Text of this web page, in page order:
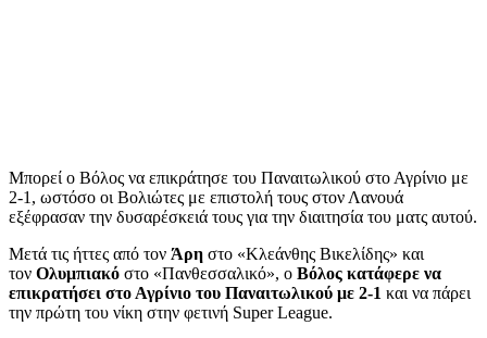
Μπορεί ο Βόλος να επικράτησε του Παναιτωλικού στο Αγρίνιο με
2-1, ωστόσο οι Βολιώτες με επιστολή τους στον Λανουά
εξέφρασαν την δυσαρέσκειά τους για την διαιτησία του ματς αυτού.
Μετά τις ήττες από τον Άρη στο «Κλεάνθης Βικελίδης» και
τον Ολυμπιακό στο «Πανθεσσαλικό», ο Βόλος κατάφερε να
επικρατήσει στο Αγρίνιο του Παναιτωλικού με 2-1 και να πάρει
την πρώτη του νίκη στην φετινή Super League.